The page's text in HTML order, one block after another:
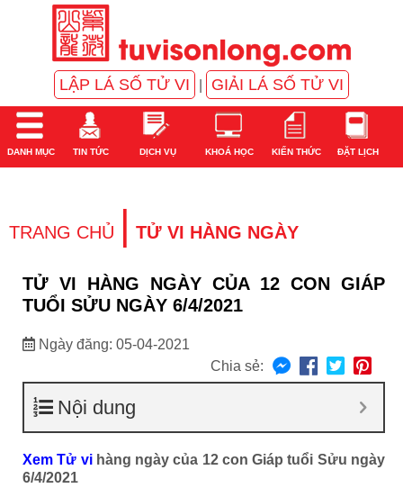
LẬP LÁ SỐ TỬ VI GIẢI LÁ SỐ TỬ VI
DANH MỤC TIN TỨC DỊCH VỤ KHOÁ HỌC KIẾN THỨC ĐẶT LỊCH
TRANG CHỦ | TỬ VI HÀNG NGÀY
TỬ VI HÀNG NGÀY CỦA 12 CON GIÁP
TUỔI SỬU NGÀY 6/4/2021
Ngày đăng: 05-04-2021
Chia sẻ:
Nội dung
Xem Tử vihàng ngày của 12 con Giáp tuổi Sửu ngày
6/4/2021